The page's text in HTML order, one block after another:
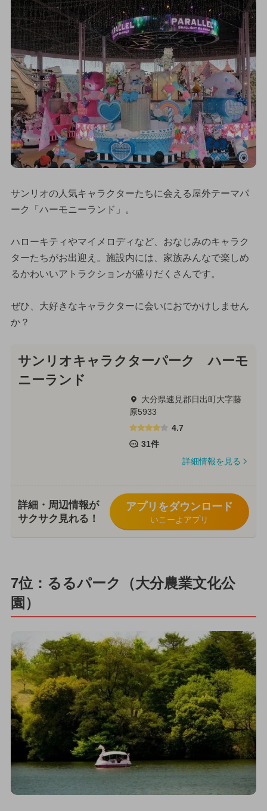
サンリオの人気キャラクターたちに会える屋外テーマパ
ーク「ハーモニーランド」。
ハローキティやマイメロディなど、おなじみのキャラク
ターたちがお出迎え。施設内には、家族みんなで楽しめ
るかわいいアトラクションが盛りだくさんです。
ぜひ、大好きなキャラクターに会いにおでかけしません
か？
サンリオキャラクターパーク ハーモ
ニーランド
大分県速見郡日出町大字藤
原5933
4.7
31件
詳細情報を見る
詳細・周辺情報が
サクサク見れる！
アプリをダウンロード
いこーよアプリ
7位：るるパーク（大分農業文化公
園）